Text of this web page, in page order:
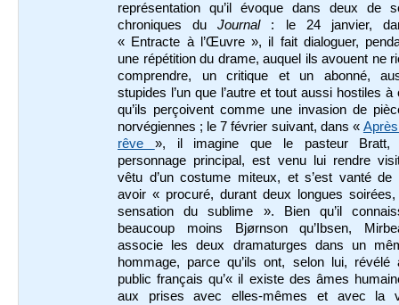
représentation qu’il évoque dans deux de
chroniques duJournal: le 24 janvier,
« Entracte à l’Œuvre », il fait dialoguer,
une répétition du drame, auquel ils avouent ne
comprendre, un critique et un abonné,
stupides l’un que l’autre et tout aussi hostiles à
qu’ils perçoivent comme une invasion de
norvégiennes ; le 7 février suivant, dans «
rêve », il imagine que le pasteur Bratt,
personnage principal, est venu lui rendre
vêtu d’un costume miteux, et s’est vanté de
avoir « procuré, durant deux longues
sensation du sublime ». Bien qu’il
beaucoup moins Bjørnson qu’Ibsen,
associe les deux dramaturges dans un
hommage, parce qu’ils ont, selon lui, révélé
public français qu’« il existe des âmes
aux prises avec elles-mêmes et avec la